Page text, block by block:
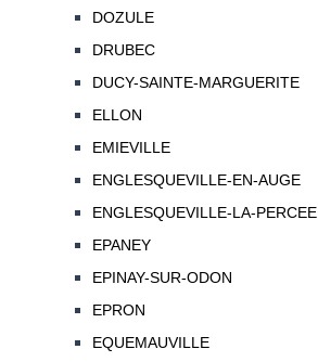
DOZULE
DRUBEC
DUCY-SAINTE-MARGUERITE
ELLON
EMIEVILLE
ENGLESQUEVILLE-EN-AUGE
ENGLESQUEVILLE-LA-PERCEE
EPANEY
EPINAY-SUR-ODON
EPRON
EQUEMAUVILLE